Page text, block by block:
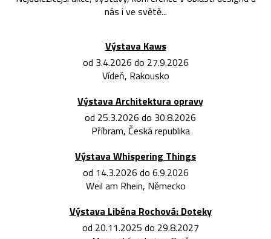
nás i ve světě...
Výstava Kaws
od 3.4.2026 do 27.9.2026
Vídeň, Rakousko
Výstava Architektura opravy
od 25.3.2026 do 30.8.2026
Příbram, Česká republika
Výstava Whispering Things
od 14.3.2026 do 6.9.2026
Weil am Rhein, Německo
Výstava Liběna Rochová: Doteky
od 20.11.2025 do 29.8.2027